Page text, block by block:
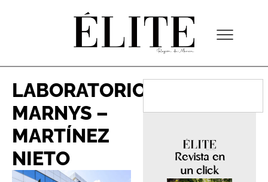
LABORATORIOS
MARNYS –
MARTÍNEZ
NIETO
Revista en
un click